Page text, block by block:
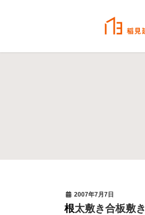
2007年7月7日
根太敷き合板敷き